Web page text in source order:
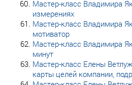
Мастер-класс Владимира
измерениях
Мастер-класс Владимира
мотиватор
Мастер-класс Владимира
минут
Мастер-класс Елены
карты целей компании,